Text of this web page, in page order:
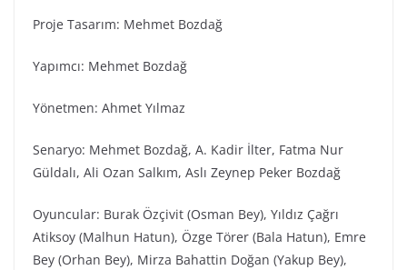
Proje Tasarım: Mehmet Bozdağ
Yapımcı: Mehmet Bozdağ
Yönetmen: Ahmet Yılmaz
Senaryo: Mehmet Bozdağ, A. Kadir İlter, Fatma Nur
Güldalı, Ali Ozan Salkım, Aslı Zeynep Peker Bozdağ
Oyuncular: Burak Özçivit (Osman Bey), Yıldız Çağrı
Atiksoy (Malhun Hatun), Özge Törer (Bala Hatun), Emre
Bey (Orhan Bey), Mirza Bahattin Doğan (Yakup Bey),